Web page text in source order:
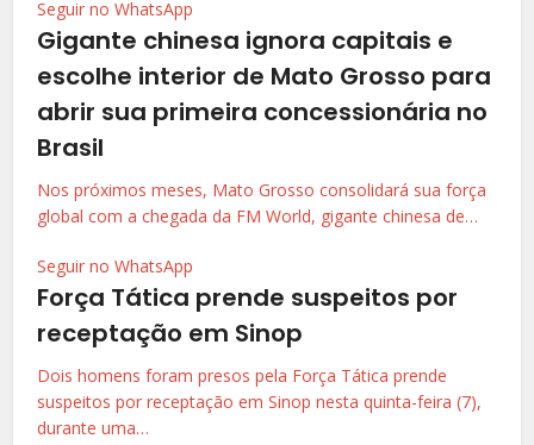
Seguir no WhatsApp
Gigante chinesa ignora capitais e
escolhe interior de Mato Grosso para
abrir sua primeira concessionária no
Brasil
Nos próximos meses, Mato Grosso consolidará sua força
global com a chegada da FM World, gigante chinesa de…
Seguir no WhatsApp
Força Tática prende suspeitos por
receptação em Sinop
Dois homens foram presos pela Força Tática prende
suspeitos por receptação em Sinop nesta quinta-feira (7),
durante uma…